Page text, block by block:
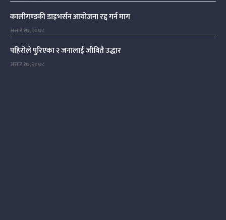
कालीगण्डकी डाइभर्सन आयोजना रद्द गर्न माग
असार १७, २०७८
पहिरोले पुरिएका २ जनालाई जीवितै उद्धार
असार १७, २०७८